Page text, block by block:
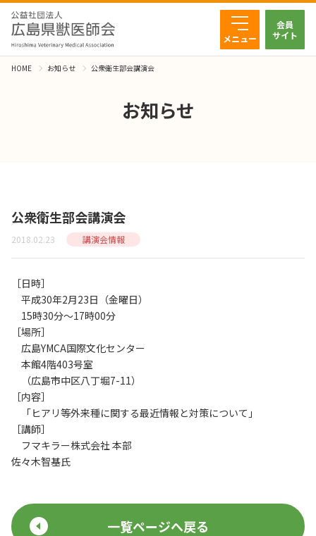
メニュー
会員
サイト
HOME お知らせ 公衆衛生部会講演会
お知らせ
公衆衛生部会講演会
2018.02.23 講演会情報
［日時］
平成30年2月23日（金曜日）
15時30分～17時00分
［場所］
広島YMCA国際文化センター
本館4階403号室
（広島市中区八丁堀7-11）
［内容］
「ヒアリ等外来種に関する最近情報と対策について」
［講師］
フマキラー株式会社 本部
佐々木智基氏
一覧ページへ戻る